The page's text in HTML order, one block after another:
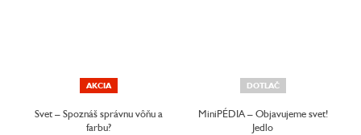
AKCIA
Svet – Spoznáš správnu vôňu a
farbu?
DOTLAČ
MiniPÉDIA – Objavujeme svet!
Jedlo